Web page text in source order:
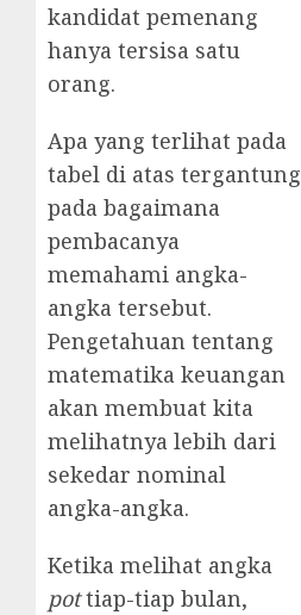
kandidat pemenang
hanya tersisa satu
orang.
Apa yang terlihat pada
tabel di atas tergantung
pada bagaimana
pembacanya
memahami angka-
angka tersebut.
Pengetahuan tentang
matematika keuangan
akan membuat kita
melihatnya lebih dari
sekedar nominal
angka-angka.
Ketika melihat angka
pottiap-tiap bulan,